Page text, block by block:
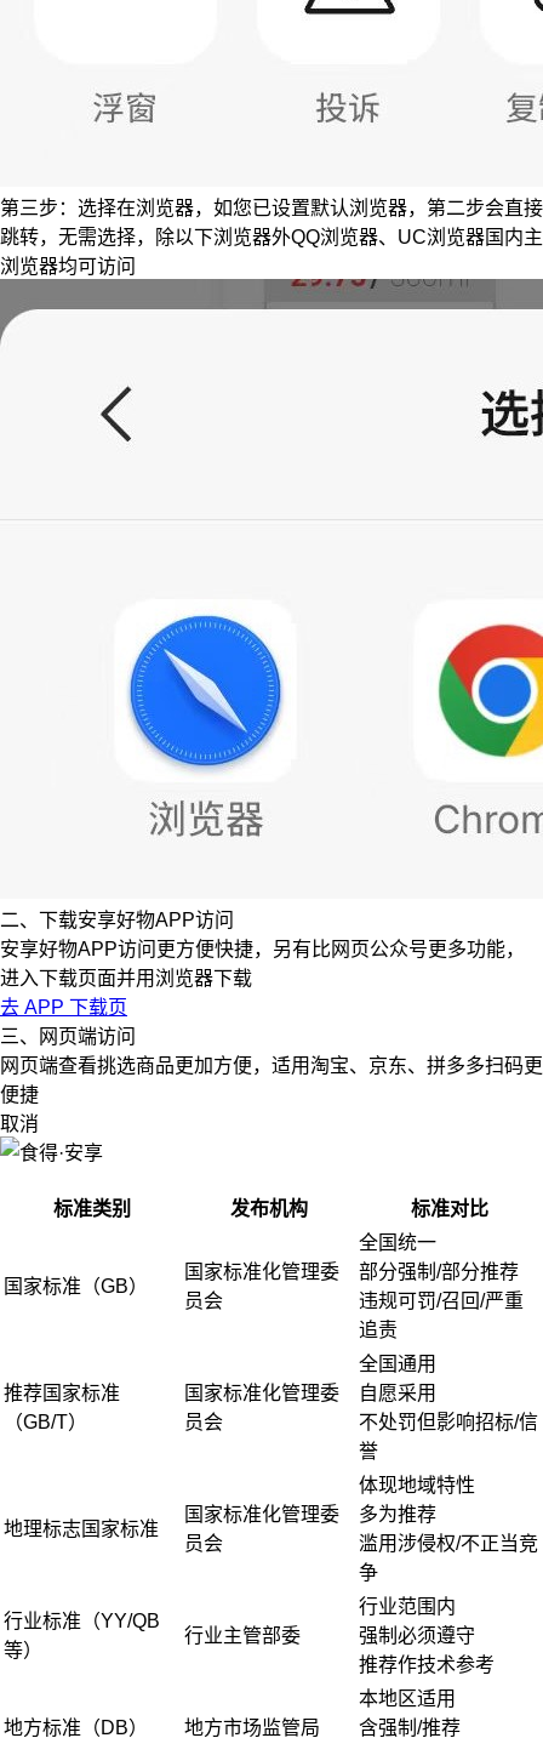
第三步：选择在浏览器，如您已设置默认浏览器，第二步会直接
跳转，无需选择，除以下浏览器外QQ浏览器、UC浏览器国内主
浏览器均可访问
二、下载安享好物APP访问
安享好物APP访问更方便快捷，另有比网页公众号更多功能，
进入下载页面并用浏览器下载
去 APP 下载页
三、网页端访问
网页端查看挑选商品更加方便，适用淘宝、京东、拼多多扫码更
便捷
取消
标准类别 发布机构 标准对比
国家标准（GB）
国家标准化管理委
员会
全国统一
部分强制/部分推荐
违规可罚/召回/严重
追责
推荐国家标准
（GB/T）
国家标准化管理委
员会
全国通用
自愿采用
不处罚但影响招标/信
誉
地理标志国家标准
国家标准化管理委
员会
体现地域特性
多为推荐
滥用涉侵权/不正当竞
争
行业标准（YY/QB
等）
行业主管部委
行业范围内
强制必须遵守
推荐作技术参考
地方标准（DB） 地方市场监管局
本地区适用
含强制/推荐